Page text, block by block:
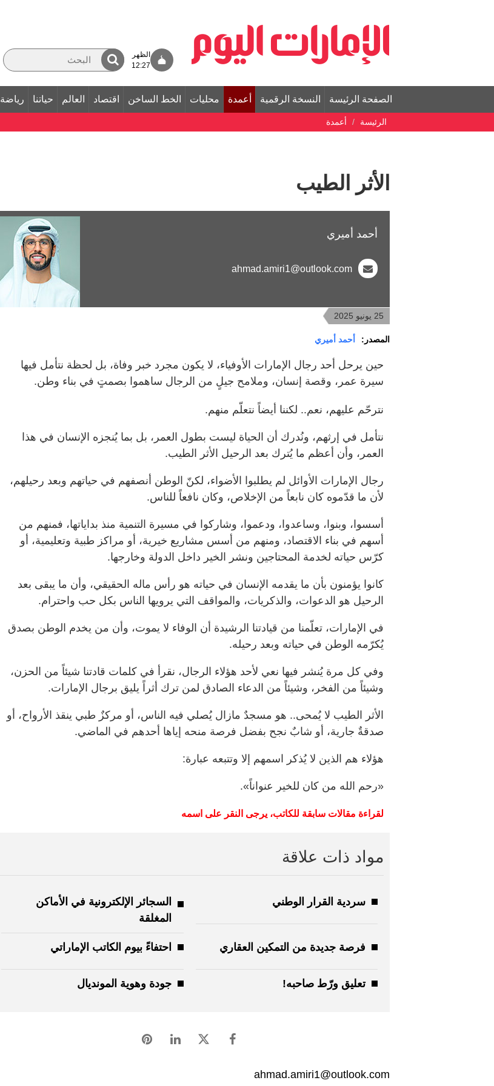
الظهر
12:27
الصفحة الرئيسة النسخة الرقمية أعمدة محليات الخط الساخن اقتصاد العالم حياتنا رياضة
الرئيسة أعمدة
الأثر الطيب
أحمد أميري
ahmad.amiri1@outlook.com
25 يونيو 2025
المصدر: أحمد أميري
حين يرحل أحد رجال الإمارات الأوفياء، لا يكون مجرد خبر وفاة، بل لحظة نتأمل فيها
سيرة عمر، وقصة إنسان، وملامح جيلٍ من الرجال ساهموا بصمتٍ في بناء وطن.
نترحّم عليهم، نعم.. لكننا أيضاً نتعلّم منهم.
نتأمل في إرثهم، ونُدرك أن الحياة ليست بطول العمر، بل بما يُنجزه الإنسان في هذا
العمر، وأن أعظم ما يُترك بعد الرحيل الأثر الطيب.
رجال الإمارات الأوائل لم يطلبوا الأضواء، لكنّ الوطن أنصفهم في حياتهم وبعد رحيلهم،
لأن ما قدّموه كان نابعاً من الإخلاص، وكان نافعاً للناس.
أسسوا، وبنوا، وساعدوا، ودعموا، وشاركوا في مسيرة التنمية منذ بداياتها، فمنهم من
أسهم في بناء الاقتصاد، ومنهم من أسس مشاريع خيرية، أو مراكز طبية وتعليمية، أو
كرّس حياته لخدمة المحتاجين ونشر الخير داخل الدولة وخارجها.
كانوا يؤمنون بأن ما يقدمه الإنسان في حياته هو رأس ماله الحقيقي، وأن ما يبقى بعد
الرحيل هو الدعوات، والذكريات، والمواقف التي يرويها الناس بكل حب واحترام.
في الإمارات، تعلّمنا من قيادتنا الرشيدة أن الوفاء لا يموت، وأن من يخدم الوطن بصدق
يُكرّمه الوطن في حياته وبعد رحيله.
وفي كل مرة يُنشر فيها نعي لأحد هؤلاء الرجال، نقرأ في كلمات قادتنا شيئاً من الحزن،
وشيئاً من الفخر، وشيئاً من الدعاء الصادق لمن ترك أثراً يليق برجال الإمارات.
الأثر الطيب لا يُمحى.. هو مسجدٌ مازال يُصلي فيه الناس، أو مركزٌ طبي ينقذ الأرواح، أو
صدقةٌ جارية، أو شابٌ نجح بفضل فرصة منحه إياها أحدهم في الماضي.
هؤلاء هم الذين لا يُذكر اسمهم إلا وتتبعه عبارة:
«رحم الله من كان للخير عنواناً».
لقراءة مقالات سابقة للكاتب، يرجى النقر على اسمه
مواد ذات علاقة
سردية القرار الوطني
السجائر الإلكترونية في الأماكن
المغلقة
فرصة جديدة من التمكين العقاري احتفاءً بيوم الكاتب الإماراتي
تعليق ورّط صاحبه! جودة وهوية المونديال
ahmad.amiri1@outlook.com